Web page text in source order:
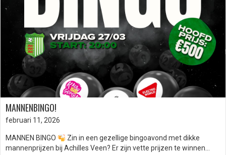
MANNENBINGO!
februari 11, 2026
MANNEN BINGO
Zin in een gezellige bingoavond met dikke
mannenprijzen bij Achilles Veen? Er zijn vette prijzen te winnen…